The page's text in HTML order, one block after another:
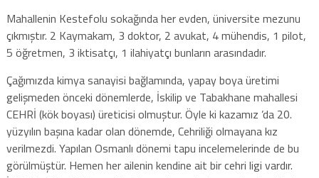
Mahallenin Kestefolu sokağında her evden, üniversite mezunu
çıkmıştır. 2 Kaymakam, 3 doktor, 2 avukat, 4 mühendis, 1 pilot,
5 öğretmen, 3 iktisatçı, 1 ilahiyatçı bunların arasındadır.
Çağımızda kimya sanayisi bağlamında, yapay boya üretimi
gelişmeden önceki dönemlerde, İskilip ve Tabakhane mahallesi
CEHRİ (kök boyası) üreticisi olmuştur. Öyle ki kazamız ’da 20.
yüzyılın başına kadar olan dönemde, Cehriliği olmayana kız
verilmezdi. Yapılan Osmanlı dönemi tapu incelemelerinde de bu
görülmüştür. Hemen her ailenin kendine ait bir cehri ligi vardır.